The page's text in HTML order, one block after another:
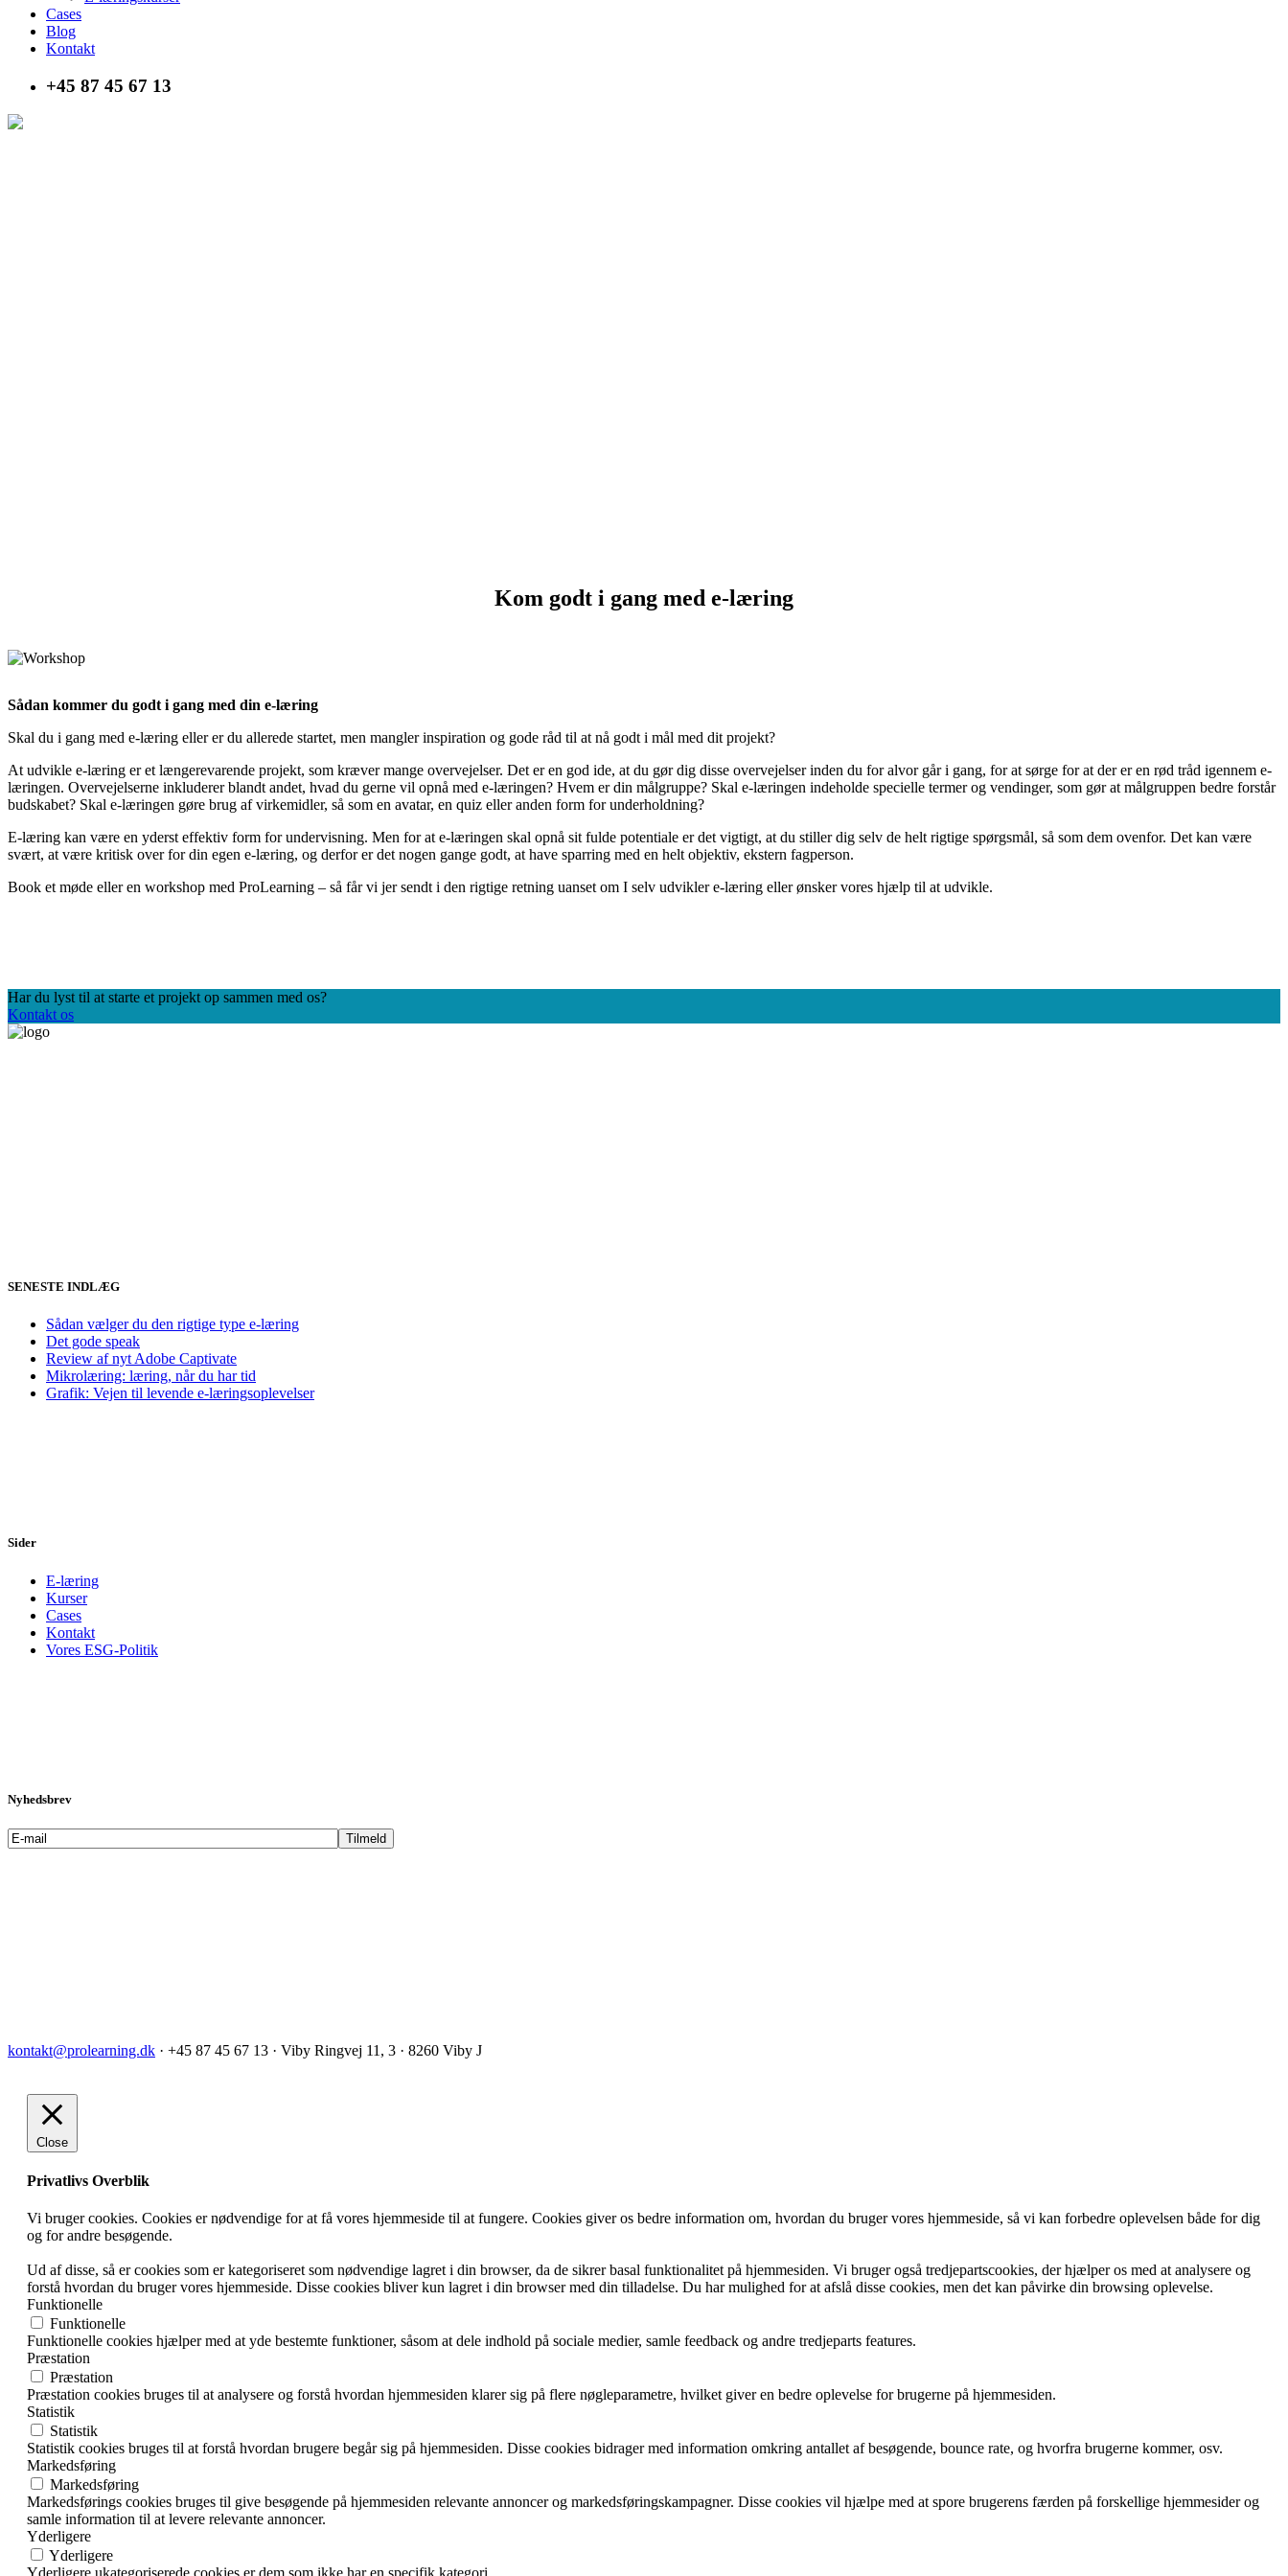
Cases
Blog
Kontakt
+45 87 45 67 13
Kom godt i gang med e-læring
Sådan kommer du godt i gang med din e-læring
Skal du i gang med e-læring eller er du allerede startet, men mangler inspiration og gode råd til at nå godt i mål med dit projekt?
At udvikle e-læring er et længerevarende projekt, som kræver mange overvejelser. Det er en god ide, at du gør dig disse overvejelser inden du for alvor går i gang, for at sørge for at der er en rød tråd igennem e-
læringen. Overvejelserne inkluderer blandt andet, hvad du gerne vil opnå med e-læringen? Hvem er din målgruppe? Skal e-læringen indeholde specielle termer og vendinger, som gør at målgruppen bedre forstår
budskabet? Skal e-læringen gøre brug af virkemidler, så som en avatar, en quiz eller anden form for underholdning?
E-læring kan være en yderst effektiv form for undervisning. Men for at e-læringen skal opnå sit fulde potentiale er det vigtigt, at du stiller dig selv de helt rigtige spørgsmål, så som dem ovenfor. Det kan være
svært, at være kritisk over for din egen e-læring, og derfor er det nogen gange godt, at have sparring med en helt objektiv, ekstern fagperson.
Book et møde eller en workshop med ProLearning – så får vi jer sendt i den rigtige retning uanset om I selv udvikler e-læring eller ønsker vores hjælp til at udvikle.
Har du lyst til at starte et projekt op sammen med os?
Kontakt os
SENESTE INDLÆG
Sådan vælger du den rigtige type e-læring
Det gode speak
Review af nyt Adobe Captivate
Mikrolæring: læring, når du har tid
Grafik: Vejen til levende e-læringsoplevelser
Sider
E-læring
Kurser
Cases
Kontakt
Vores ESG-Politik
Nyhedsbrev
kontakt@prolearning.dk · +45 87 45 67 13 · Viby Ringvej 11, 3 · 8260 Viby J
Close
Privatlivs Overblik
Vi bruger cookies. Cookies er nødvendige for at få vores hjemmeside til at fungere. Cookies giver os bedre information om, hvordan du bruger vores hjemmeside, så vi kan forbedre oplevelsen både for dig
og for andre besøgende.
Ud af disse, så er cookies som er kategoriseret som nødvendige lagret i din browser, da de sikrer basal funktionalitet på hjemmesiden. Vi bruger også tredjepartscookies, der hjælper os med at analysere og
forstå hvordan du bruger vores hjemmeside. Disse cookies bliver kun lagret i din browser med din tilladelse. Du har mulighed for at afslå disse cookies, men det kan påvirke din browsing oplevelse.
Funktionelle
Funktionelle
Funktionelle cookies hjælper med at yde bestemte funktioner, såsom at dele indhold på sociale medier, samle feedback og andre tredjeparts features.
Præstation
Præstation
Præstation cookies bruges til at analysere og forstå hvordan hjemmesiden klarer sig på flere nøgleparametre, hvilket giver en bedre oplevelse for brugerne på hjemmesiden.
Statistik
Statistik
Statistik cookies bruges til at forstå hvordan brugere begår sig på hjemmesiden. Disse cookies bidrager med information omkring antallet af besøgende, bounce rate, og hvorfra brugerne kommer, osv.
Markedsføring
Markedsføring
Markedsførings cookies bruges til give besøgende på hjemmesiden relevante annoncer og markedsføringskampagner. Disse cookies vil hjælpe med at spore brugerens færden på forskellige hjemmesider og
samle information til at levere relevante annoncer.
Yderligere
Yderligere
Yderligere ukategoriserede cookies er dem som ikke har en specifik kategori.